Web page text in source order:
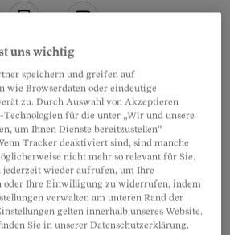
Kommentare
war der Himmel von
Mit Unterbrüchen fast drei
er unter der
Nicht aus Not, sondern weil er
Es sei ein wunderschönes
der 66-Jährige. In der Nacht
Besuch, in der Früh weckten
uns wichtig
speichern und greifen auf
wie Browserdaten oder eindeutige
zu. Durch Auswahl von Akzeptieren
für die unter „Wir und unsere
um Ihnen Dienste bereitzustellen“
Tracker deaktiviert sind, sind manche
nicht mehr so relevant für Sie.
jederzeit wieder aufrufen, um Ihre
oder Ihre Einwilligung zu widerrufen, indem
verwalten am unteren Rand der
gelten innerhalb unseres Website.
Sie in unserer Datenschutzerklärung.